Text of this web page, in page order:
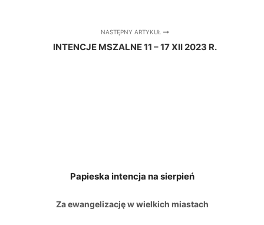
NASTĘPNY ARTYKUŁ
INTENCJE MSZALNE 11 – 17 XII 2023 R.
Papieska intencja na sierpień
Za ewangelizację w wielkich miastach